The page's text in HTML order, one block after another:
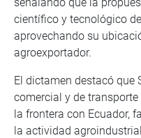
científico y tecnológico
aprovechando su
agroexportador.
El dictamen destacó
comercial y de
la frontera con Ecuador,
la actividad